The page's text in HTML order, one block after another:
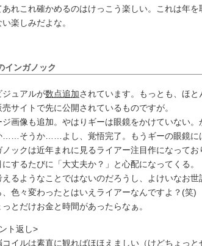
あれこれ確かめるのはけっこう楽しい。これは年を
楽しみだよな。
インガノック
ュアルが数点追加されています。もっとも、ほと
サイトで先に公開されているものですが。
ジ画像も追加。やはりギーは眼鏡をかけていない。
……そうか……よし、覚悟完了。もうギーの眼鏡に
ックは近年まれに見るライアー注目作になってお
するたびに「大丈夫か？」と心配になってくる。
るようなことではないのだろうし、よけいなお世
、色々変わったとはいえライアーなんですよ？(笑)
っとだけお金と時間があったらなぁ。
ト返し>
イルは素直に観ればほほえましい（けどちょっと